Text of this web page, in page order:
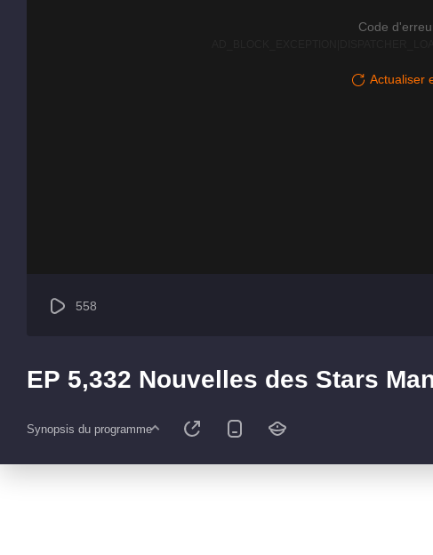
Code
Actualiser
558
EP 5,332 Nouvelles des Stars
Synopsis du programme